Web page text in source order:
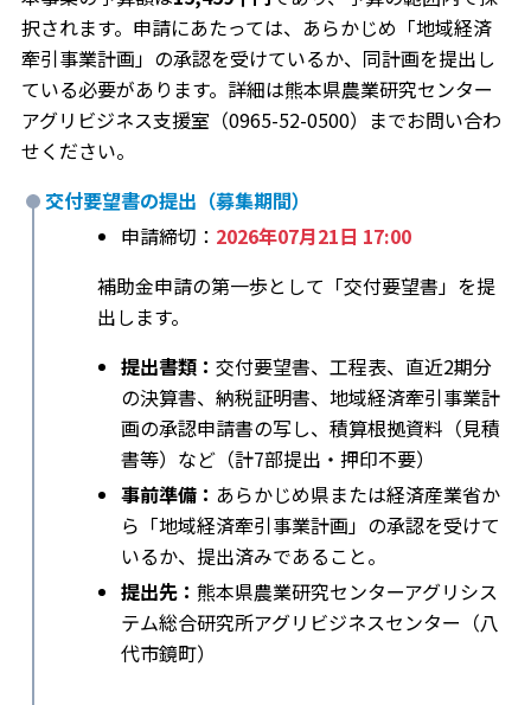
択されます。申請にあたっては、あらかじめ「地域経済
牽引事業計画」の承認を受けているか、同計画を提出し
ている必要があります。詳細は熊本県農業研究センター
アグリビジネス支援室（0965-52-0500）までお問い合わ
せください。
交付要望書の提出（募集期間）
申請締切： 2026年07月21日 17:00
補助金申請の第一歩として「交付要望書」を提
出します。
提出書類： 交付要望書、工程表、直近2期分
の決算書、納税証明書、地域経済牽引事業計
画の承認申請書の写し、積算根拠資料（見積
書等）など（計7部提出・押印不要）
事前準備： あらかじめ県または経済産業省か
ら「地域経済牽引事業計画」の承認を受けて
いるか、提出済みであること。
提出先： 熊本県農業研究センターアグリシス
テム総合研究所アグリビジネスセンター（八
代市鏡町）